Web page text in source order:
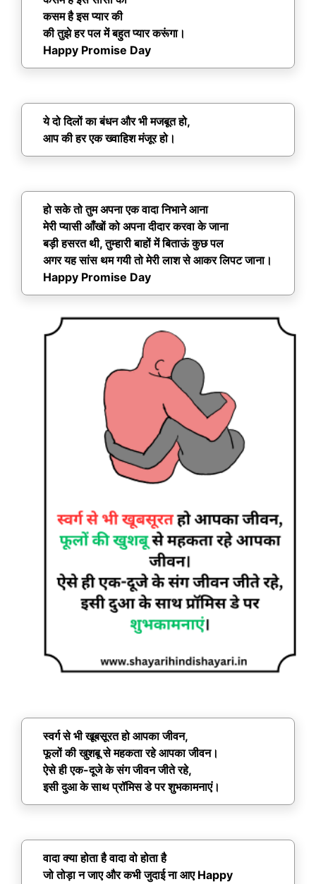
कसम है इस प्यार की
की तुझे हर पल में बहुत प्यार करूंगा।
Happy Promise Day
ये दो दिलों का बंधन और भी मजबूत हो,
आप की हर एक ख्वाहिश मंजूर हो।
हो सके तो तुम अपना एक वादा निभाने आना
मेरी प्यासी आँखों को अपना दीदार करवा के जाना
बड़ी हसरत थी, तुम्हारी बाहों में बिताऊं कुछ पल
अगर यह सांस थम गयी तो मेरी लाश से आकर लिपट जाना।
Happy Promise Day
स्वर्ग से भी खूबसूरत हो आपका जीवन,
फूलों की खुशबू से महकता रहे आपका जीवन।
ऐसे ही एक-दूजे के संग जीवन जीते रहे,
इसी दुआ के साथ प्रॉमिस डे पर शुभकामनाएं।
वादा क्या होता है वादा वो होता है
जो तोड़ा न जाए और कभी जुदाई ना आए Happy